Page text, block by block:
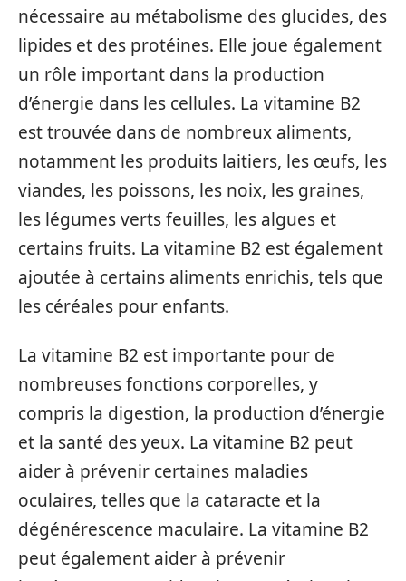
nécessaire au métabolisme des glucides, des
lipides et des protéines. Elle joue également
un rôle important dans la production
d’énergie dans les cellules. La vitamine B2
est trouvée dans de nombreux aliments,
notamment les produits laitiers, les œufs, les
viandes, les poissons, les noix, les graines,
les légumes verts feuilles, les algues et
certains fruits. La vitamine B2 est également
ajoutée à certains aliments enrichis, tels que
les céréales pour enfants.
La vitamine B2 est importante pour de
nombreuses fonctions corporelles, y
compris la digestion, la production d’énergie
et la santé des yeux. La vitamine B2 peut
aider à prévenir certaines maladies
oculaires, telles que la cataracte et la
dégénérescence maculaire. La vitamine B2
peut également aider à prévenir